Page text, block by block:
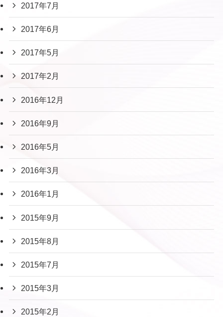
2017年7月
2017年6月
2017年5月
2017年2月
2016年12月
2016年9月
2016年5月
2016年3月
2016年1月
2015年9月
2015年8月
2015年7月
2015年3月
2015年2月